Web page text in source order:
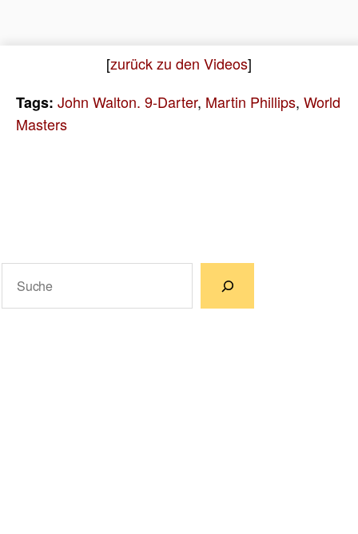
[zurück zu den Videos]
Tags: John Walton. 9-Darter, Martin Phillips, World
Masters